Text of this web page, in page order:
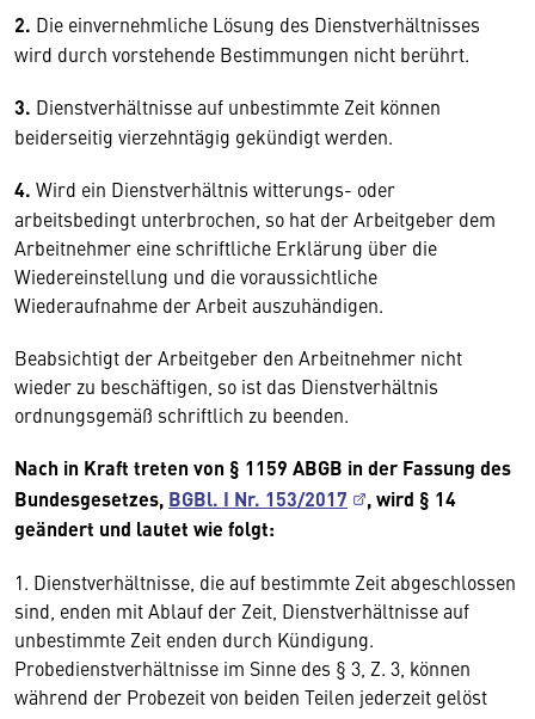
2. Die einvernehmliche Lösung des Dienstverhältnisses
wird durch vorstehende Bestimmungen nicht berührt.
3. Dienstverhältnisse auf unbestimmte Zeit können
beiderseitig vierzehntägig gekündigt werden.
4. Wird ein Dienstverhältnis witterungs- oder
arbeitsbedingt unterbrochen, so hat der Arbeitgeber dem
Arbeitnehmer eine schriftliche Erklärung über die
Wiedereinstellung und die voraussichtliche
Wiederaufnahme der Arbeit auszuhändigen.
Beabsichtigt der Arbeitgeber den Arbeitnehmer nicht
wieder zu beschäftigen, so ist das Dienstverhältnis
ordnungsgemäß schriftlich zu beenden.
Nach in Kraft treten von § 1159 ABGB in der Fassung des
Bundesgesetzes, BGBl. I Nr. 153/2017
, wird § 14
geändert und lautet wie folgt:
1. Dienstverhältnisse, die auf bestimmte Zeit abgeschlossen
sind, enden mit Ablauf der Zeit, Dienstverhältnisse auf
unbestimmte Zeit enden durch Kündigung.
Probedienstverhältnisse im Sinne des § 3, Z. 3, können
während der Probezeit von beiden Teilen jederzeit gelöst